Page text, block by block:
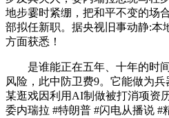
地步霎时紧绷，把和平不变的场
部拟任新职。据央视旧事动静:本
方面获悉！
是谁能正在五年、十年的时间
风险，此中防卫费9。它能做为兵
某逛戏因利用AI制做被打消项资
委内瑞拉 #特朗普 #闪电从播说 #